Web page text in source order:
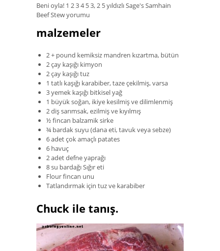
Beni oyla! 1 2 3 4 5 3, 2 5 yıldızlı Sage's Samhain
Beef Stew yorumu
malzemeler
2 + pound kemiksiz mandren kızartma, bütün
2 çay kaşığı kimyon
2 çay kaşığı tuz
1 tatlı kaşığı karabiber, taze çekilmiş, varsa
3 yemek kaşığı bitkisel yağ
1 büyük soğan, ikiye kesilmiş ve dilimlenmiş
2 diş sarımsak, ezilmiş ve kıyılmış
½ fincan balzamik sirke
¾ bardak suyu (dana eti, tavuk veya sebze)
6 adet çok amaçlı patates
6 havuç
2 adet defne yaprağı
8 su bardağı Sığır eti
Flour fincan unu
Tatlandırmak için tuz ve karabiber
Chuck ile tanış.